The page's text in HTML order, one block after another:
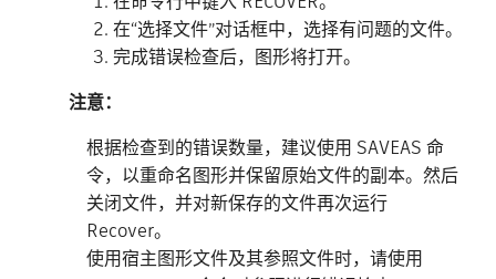
在“选择文件”对话框中，选择有问题的文件。
完成错误检查后，图形将打开。
注意：
根据检查到的错误数量，建议使用 SAVEAS 命
令，以重命名图形并保留原始文件的副本。然后
关闭文件，并对新保存的文件再次运行
Recover。
使用宿主图形文件及其参照文件时，请使用